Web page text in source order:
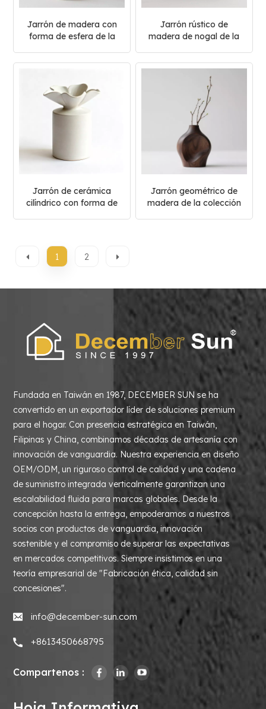
Jarrón de madera con
forma de esfera de la
Jarrón rústico de
madera de nogal de la
Jarrón de cerámica
cilíndrico con forma de
Jarrón geométrico de
madera de la colección
1 2
Fundada en Taiwán en 1987, DECEMBER SUN se ha
convertido en un exportador líder de soluciones premium
para el hogar. Con presencia estratégica en Taiwán,
Filipinas y China, combinamos décadas de artesanía con
innovación de vanguardia. Nuestra experiencia en diseño
OEM/ODM, un riguroso control de calidad y una cadena
de suministro integrada verticalmente garantizan una
escalabilidad fluida para marcas globales. Desde la
concepción hasta la entrega, empoderamos a nuestros
socios con productos de vanguardia, innovación
sostenible y el compromiso de superar las expectativas
en mercados competitivos. Siempre insistimos en una
teoría empresarial de "Fabricación ética, calidad sin
concesiones".
info@december-sun.com
+8613450668795
Compartenos :